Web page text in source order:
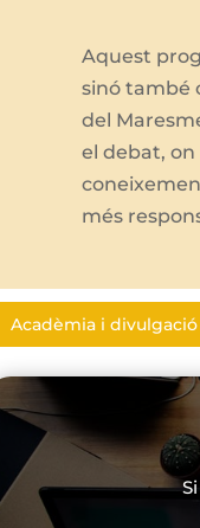
Aquest
sinó també
del
el debat,
més
Acadèmia i divulgació